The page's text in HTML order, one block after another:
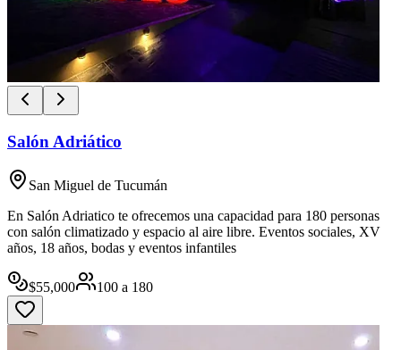
Salón Adriático
San Miguel de Tucumán
En Salón Adriatico te ofrecemos una capacidad para 180 personas
con salón climatizado y espacio al aire libre. Eventos sociales, XV
años, 18 años, bodas y eventos infantiles
$55,000 100 a 180